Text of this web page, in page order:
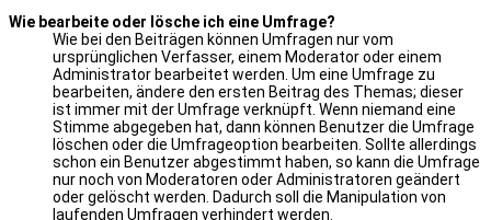
Wie bearbeite oder lösche ich eine Umfrage?
Wie bei den Beiträgen können Umfragen nur vom
ursprünglichen Verfasser, einem Moderator oder einem
Administrator bearbeitet werden. Um eine Umfrage zu
bearbeiten, ändere den ersten Beitrag des Themas; dieser
ist immer mit der Umfrage verknüpft. Wenn niemand eine
Stimme abgegeben hat, dann können Benutzer die Umfrage
löschen oder die Umfrageoption bearbeiten. Sollte allerdings
schon ein Benutzer abgestimmt haben, so kann die Umfrage
nur noch von Moderatoren oder Administratoren geändert
oder gelöscht werden. Dadurch soll die Manipulation von
laufenden Umfragen verhindert werden.